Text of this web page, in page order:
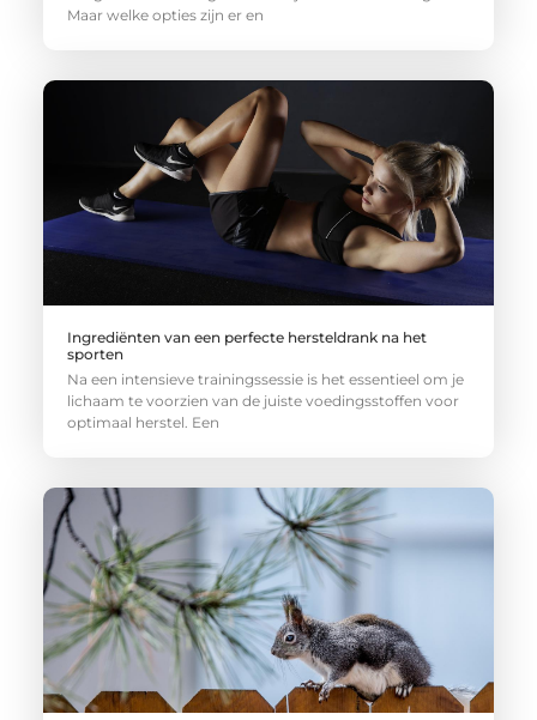
Maar welke opties zijn er en
Ingrediënten van een perfecte hersteldrank na het
sporten
Na een intensieve trainingssessie is het essentieel om je
lichaam te voorzien van de juiste voedingsstoffen voor
optimaal herstel. Een